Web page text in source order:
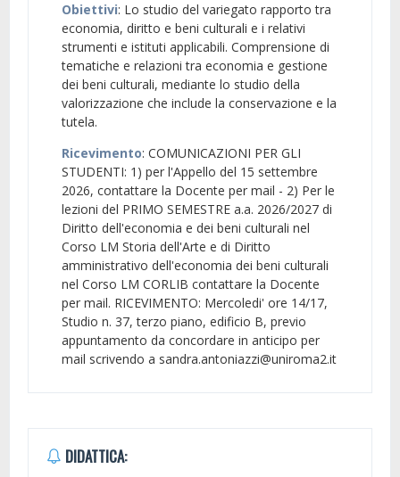
Obiettivi: Lo studio del variegato rapporto tra
economia, diritto e beni culturali e i relativi
strumenti e istituti applicabili. Comprensione di
tematiche e relazioni tra economia e gestione
dei beni culturali, mediante lo studio della
valorizzazione che include la conservazione e la
tutela.
Ricevimento: COMUNICAZIONI PER GLI
STUDENTI: 1) per l'Appello del 15 settembre
2026, contattare la Docente per mail - 2) Per le
lezioni del PRIMO SEMESTRE a.a. 2026/2027 di
Diritto dell'economia e dei beni culturali nel
Corso LM Storia dell'Arte e di Diritto
amministrativo dell'economia dei beni culturali
nel Corso LM CORLIB contattare la Docente
per mail. RICEVIMENTO: Mercoledi' ore 14/17,
Studio n. 37, terzo piano, edificio B, previo
appuntamento da concordare in anticipo per
mail scrivendo a sandra.antoniazzi@uniroma2.it
DIDATTICA: